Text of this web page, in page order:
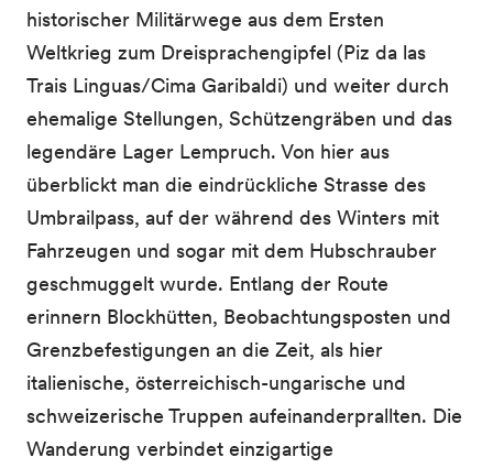
historischer Militärwege aus dem Ersten
Weltkrieg zum Dreisprachengipfel (Piz da las
Trais Linguas/Cima Garibaldi) und weiter durch
ehemalige Stellungen, Schützengräben und das
legendäre Lager Lempruch. Von hier aus
überblickt man die eindrückliche Strasse des
Umbrailpass, auf der während des Winters mit
Fahrzeugen und sogar mit dem Hubschrauber
geschmuggelt wurde. Entlang der Route
erinnern Blockhütten, Beobachtungsposten und
Grenzbefestigungen an die Zeit, als hier
italienische, österreichisch-ungarische und
schweizerische Truppen aufeinanderprallten. Die
Wanderung verbindet einzigartige